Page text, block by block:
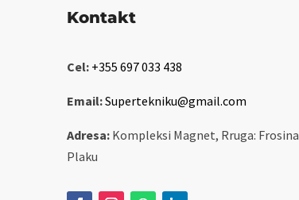
Kontakt
Cel: +355 697 033 438
Email:Supertekniku@gmail.com
Adresa: Kompleksi Magnet, Rruga: Frosina
Plaku